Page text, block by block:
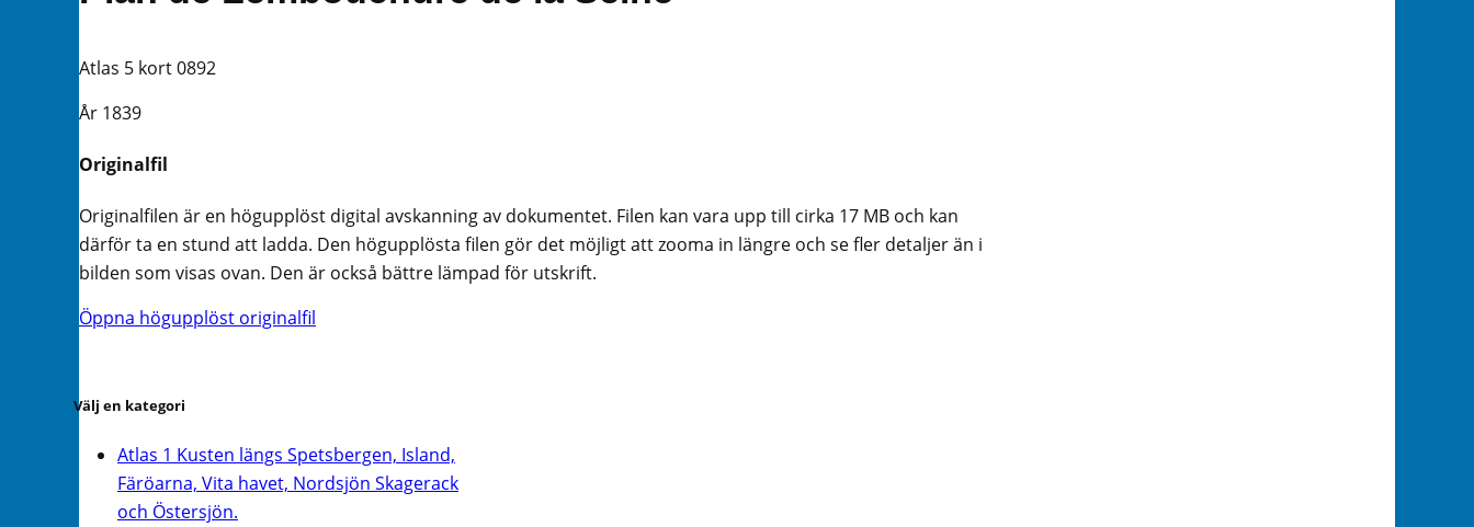
Atlas 5 kort 0892
År 1839
Originalfil
Originalfilen är en högupplöst digital avskanning av dokumentet. Filen kan vara upp till cirka 17 MB och kan
därför ta en stund att ladda. Den högupplösta filen gör det möjligt att zooma in längre och se fler detaljer än i
bilden som visas ovan. Den är också bättre lämpad för utskrift.
Öppna högupplöst originalfil
Välj en kategori
Atlas 1 Kusten längs Spetsbergen, Island,
Färöarna, Vita havet, Nordsjön Skagerack
och Östersjön.